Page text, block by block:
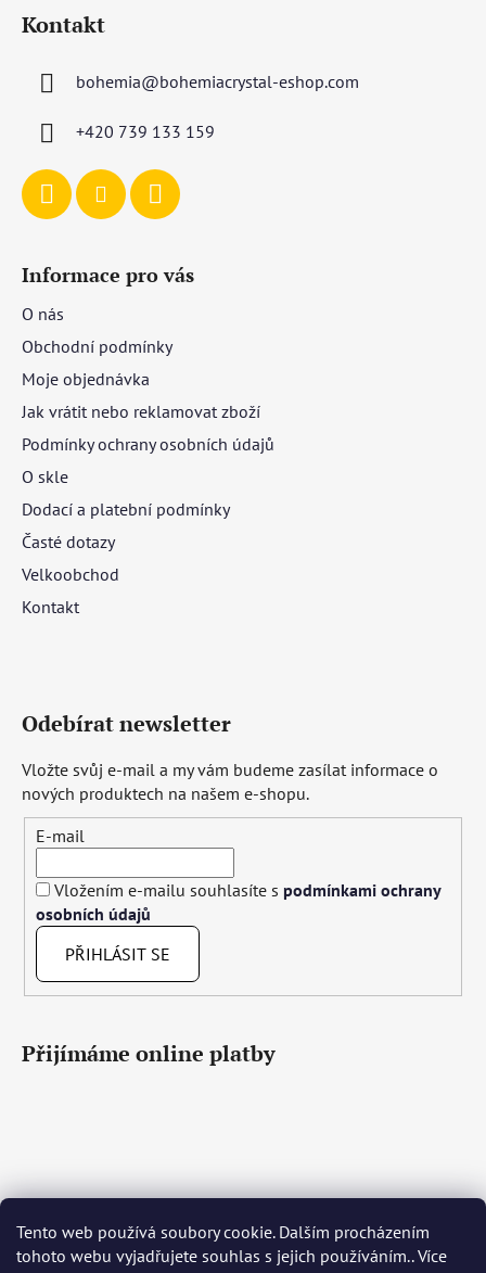
Tento web používá soubory cookie. Dalším procházením
tohoto webu vyjadřujete souhlas s jejich používáním.. Více
Kontakt
bohemia@bohemiacrystal-eshop.com
+420 739 133 159
Informace pro vás
O nás
Obchodní podmínky
Moje objednávka
Jak vrátit nebo reklamovat zboží
Podmínky ochrany osobních údajů
O skle
Dodací a platební podmínky
Časté dotazy
Velkoobchod
Kontakt
Odebírat newsletter
Vložte svůj e-mail a my vám budeme zasílat informace o
nových produktech na našem e-shopu.
E-mail
Vložením e-mailu souhlasíte s podmínkami ochrany
osobních údajů
PŘIHLÁSIT SE
Přijímáme online platby
Čeština Slovenčina English Deutsch Magyar
Język polski Română Italiano Español Français